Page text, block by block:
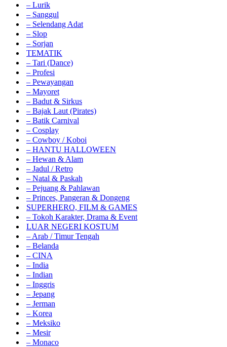
– Lurik
– Sanggul
– Selendang Adat
– Slop
– Sorjan
TEMATIK
– Tari (Dance)
– Profesi
– Pewayangan
– Mayoret
– Badut & Sirkus
– Bajak Laut (Pirates)
– Batik Carnival
– Cosplay
– Cowboy / Koboi
– HANTU HALLOWEEN
– Hewan & Alam
– Jadul / Retro
– Natal & Paskah
– Pejuang & Pahlawan
– Princes, Pangeran & Dongeng
SUPERHERO, FILM & GAMES
– Tokoh Karakter, Drama & Event
LUAR NEGERI KOSTUM
– Arab / Timur Tengah
– Belanda
– CINA
– India
– Indian
– Inggris
– Jepang
– Jerman
– Korea
– Meksiko
– Mesir
– Monaco